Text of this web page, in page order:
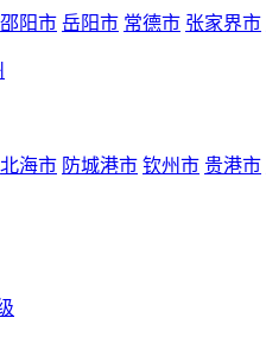
邵阳市 岳阳市 常德市 张家界市
北海市 防城港市 钦州市 贵港市